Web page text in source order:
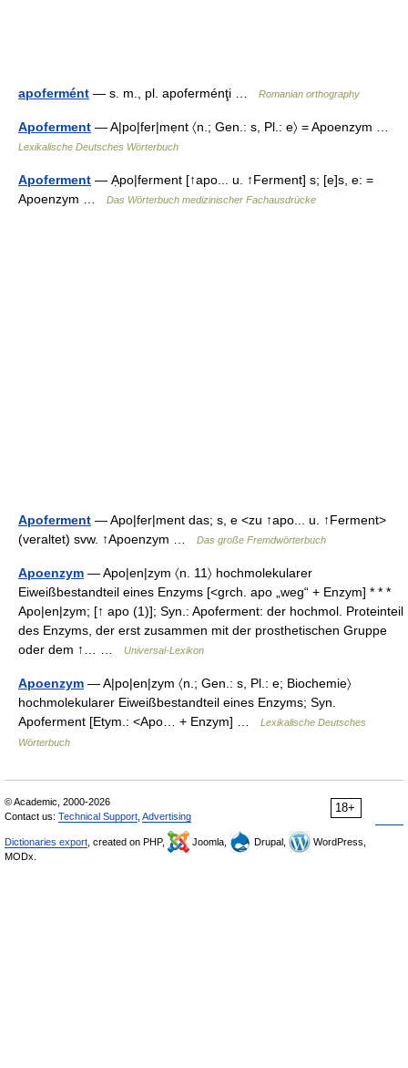
apofermént — s. m., pl. apoferménţi … Romanian orthography
Apoferment — A|po|fer|mẹnt 〈n.; Gen.: s, Pl.: e〉 = Apoenzym …
Lexikalische Deutsches Wörterbuch
Apoferment — Ạpo|ferment [↑apo... u. ↑Ferment] s; [e]s, e: =
Apoenzym …
Das Wörterbuch medizinischer Fachausdrücke
Apoferment — Apo|fer|ment das; s, e <zu ↑apo... u. ↑Ferment>
(veraltet) svw. ↑Apoenzym …
Das große Fremdwörterbuch
Apoenzym — Apo|en|zym 〈n. 11〉 hochmolekularer
Eiweißbestandteil eines Enzyms [<grch. apo „weg“ + Enzym] * * *
Apo|en|zym; [↑ apo (1)]; Syn.: Apoferment: der hochmol. Proteinteil
des Enzyms, der erst zusammen mit der prosthetischen Gruppe
oder dem ↑… …
Universal-Lexikon
Apoenzym — A|po|en|zym 〈n.; Gen.: s, Pl.: e; Biochemie〉
hochmolekularer Eiweißbestandteil eines Enzyms; Syn.
Apoferment [Etym.: <Apo… + Enzym] …
Lexikalische Deutsches
Wörterbuch
18+
© Academic, 2000-2026
Contact us: Technical Support Advertising
Dictionaries export , created on PHP, Joomla, Drupal,
WordPress,
MODx.